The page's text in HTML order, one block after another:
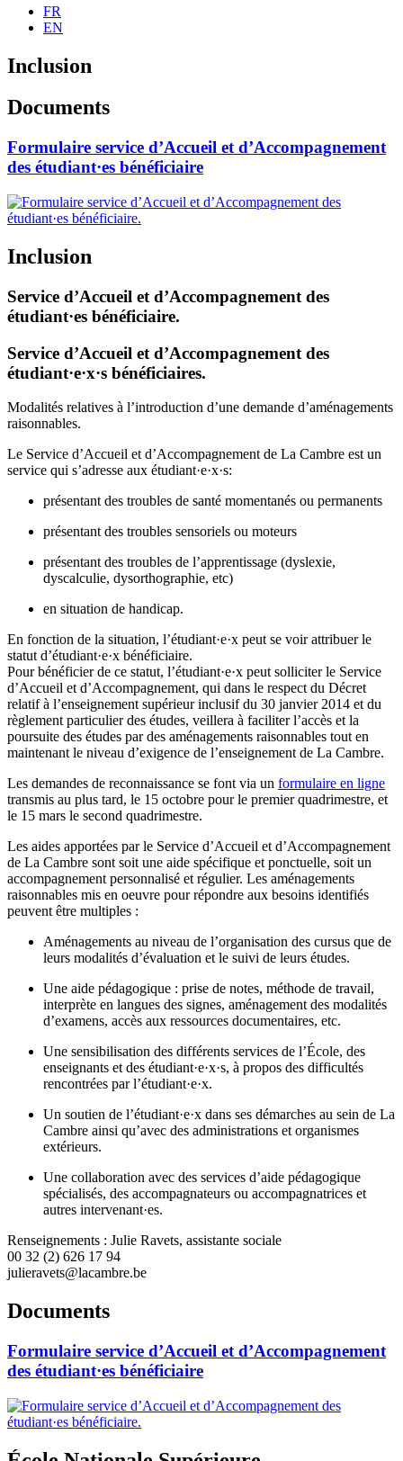
FR
EN
Inclusion
Documents
Formulaire service d’Accueil et d’Accompagnement
des étudiant·es bénéficiaire
Inclusion
Service d’Accueil et d’Accompagnement des
étudiant·es bénéficiaire.
Service d’Accueil et d’Accompagnement des
étudiant·e·x·s bénéficiaires.
Modalités relatives à l’introduction d’une demande d’aménagements
raisonnables.
Le Service d’Accueil et d’Accompagnement de La Cambre est un
service qui s’adresse aux étudiant·e·x·s:
présentant des troubles de santé momentanés ou permanents
présentant des troubles sensoriels ou moteurs
présentant des troubles de l’apprentissage (dyslexie,
dyscalculie, dysorthographie, etc)
en situation de handicap.
En fonction de la situation, l’étudiant·e·x peut se voir attribuer le
statut d’étudiant·e·x bénéficiaire.
Pour bénéficier de ce statut, l’étudiant·e·x peut solliciter le Service
d’Accueil et d’Accompagnement, qui dans le respect du Décret
relatif à l’enseignement supérieur inclusif du 30 janvier 2014 et du
règlement particulier des études, veillera à faciliter l’accès et la
poursuite des études par des aménagements raisonnables tout en
maintenant le niveau d’exigence de l’enseignement de La Cambre.
Les demandes de reconnaissance se font via un formulaire en ligne
transmis au plus tard, le 15 octobre pour le premier quadrimestre, et
le 15 mars le second quadrimestre.
Les aides apportées par le Service d’Accueil et d’Accompagnement
de La Cambre sont soit une aide spécifique et ponctuelle, soit un
accompagnement personnalisé et régulier. Les aménagements
raisonnables mis en oeuvre pour répondre aux besoins identifiés
peuvent être multiples :
Aménagements au niveau de l’organisation des cursus que de
leurs modalités d’évaluation et le suivi de leurs études.
Une aide pédagogique : prise de notes, méthode de travail,
interprète en langues des signes, aménagement des modalités
d’examens, accès aux ressources documentaires, etc.
Une sensibilisation des différents services de l’École, des
enseignants et des étudiant·e·x·s, à propos des difficultés
rencontrées par l’étudiant·e·x.
Un soutien de l’étudiant·e·x dans ses démarches au sein de La
Cambre ainsi qu’avec des administrations et organismes
extérieurs.
Une collaboration avec des services d’aide pédagogique
spécialisés, des accompagnateurs ou accompagnatrices et
autres intervenant·es.
Renseignements : Julie Ravets, assistante sociale
00 32 (2) 626 17 94
julieravets@lacambre.be
Documents
Formulaire service d’Accueil et d’Accompagnement
des étudiant·es bénéficiaire